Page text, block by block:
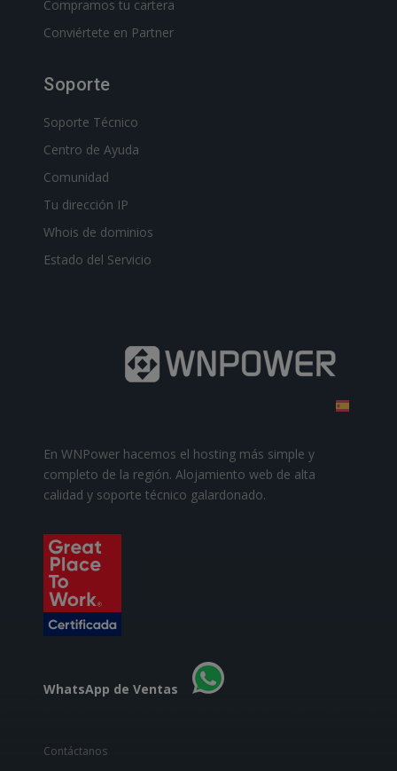
Compramos tu cartera
Conviértete en Partner
Soporte
Soporte Técnico
Centro de Ayuda
Comunidad
Tu dirección IP
Whois de dominios
Estado del Servicio
En WNPower hacemos el hosting más simple y
completo de la región. Alojamiento web de alta
calidad y soporte técnico galardonado.
WhatsApp de Ventas
Contáctanos